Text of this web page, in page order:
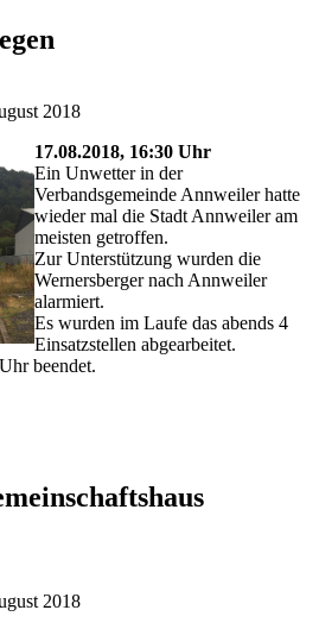
2018
17.08.2018, 16:30 Uhr
Ein Unwetter in der
Verbandsgemeinde Annweiler hatte
wieder mal die Stadt Annweiler am
meisten getroffen.
Zur Unterstützung wurden die
Wernersberger nach Annweiler
alarmiert.
Es wurden im Laufe das abends 4
Einsatzstellen abgearbeitet.
beendet.
2018